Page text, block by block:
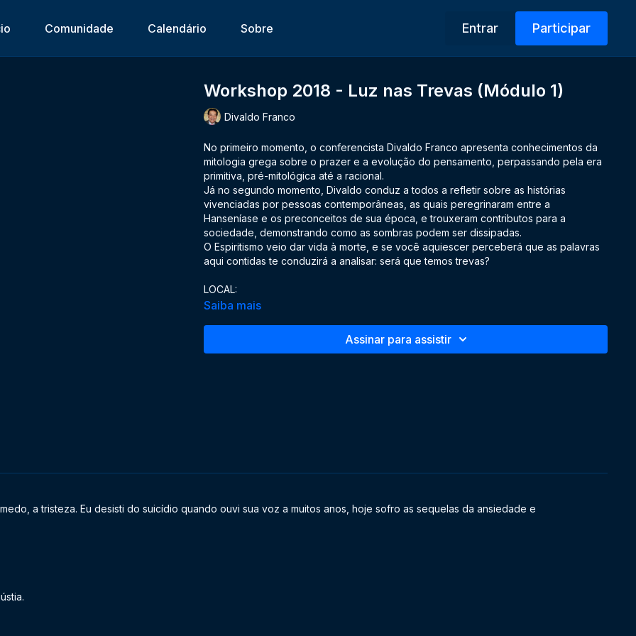
Comunidade Calendário Sobre Entrar Participar
Workshop 2018 - Luz nas Trevas (Módulo 1)
Divaldo Franco
No primeiro momento, o conferencista Divaldo Franco apresenta conhecimentos da
mitologia grega sobre o prazer e a evolução do pensamento, perpassando pela era
primitiva, pré-mitológica até a racional.
Já no segundo momento, Divaldo conduz a todos a refletir sobre as histórias
vivenciadas por pessoas contemporâneas, as quais peregrinaram entre a
Hanseníase e os preconceitos de sua época, e trouxeram contributos para a
sociedade, demonstrando como as sombras podem ser dissipadas.
O Espiritismo veio dar vida à morte, e se você aquiescer perceberá que as palavras
aqui contidas te conduzirá a analisar: será que temos trevas?
LOCAL:
Mansão do Caminho
Saiba mais
Assinar para assistir
a tristeza. Eu desisti do suicídio quando ouvi sua voz a muitos anos, hoje sofro as sequelas da ansiedade e